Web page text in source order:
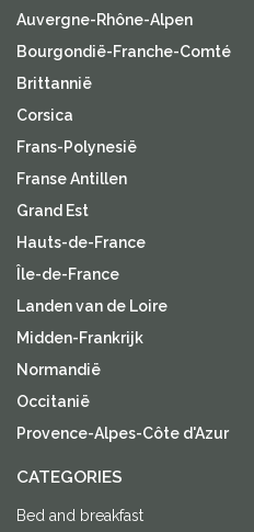
Auvergne-Rhône-Alpen
Bourgondië-Franche-Comté
Brittannië
Corsica
Frans-Polynesië
Franse Antillen
Grand Est
Hauts-de-France
Île-de-France
Landen van de Loire
Midden-Frankrijk
Normandië
Occitanië
Provence-Alpes-Côte d'Azur
CATEGORIES
Bed and breakfast